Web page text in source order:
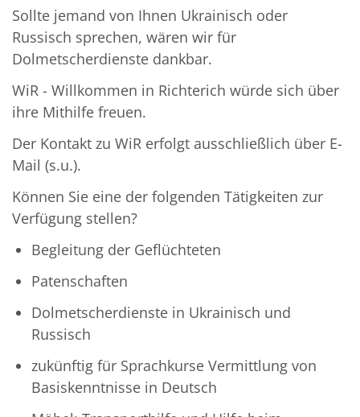
Sollte jemand von Ihnen Ukrainisch oder
Russisch sprechen, wären wir für
Dolmetscherdienste dankbar.
WiR - Willkommen in Richterich würde sich über
ihre Mithilfe freuen.
Der Kontakt zu WiR erfolgt ausschließlich über E-
Mail (s.u.).
Können Sie eine der folgenden Tätigkeiten zur
Verfügung stellen?
Begleitung der Geflüchteten
Patenschaften
Dolmetscherdienste in Ukrainisch und
Russisch
zukünftig für Sprachkurse Vermittlung von
Basiskenntnisse in Deutsch